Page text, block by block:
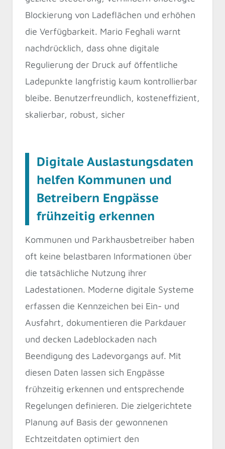
Blockierung von Ladeflächen und erhöhen
die Verfügbarkeit. Mario Feghali warnt
nachdrücklich, dass ohne digitale
Regulierung der Druck auf öffentliche
Ladepunkte langfristig kaum kontrollierbar
bleibe. Benutzerfreundlich, kosteneffizient,
skalierbar, robust, sicher
Digitale Auslastungsdaten
helfen Kommunen und
Betreibern Engpässe
frühzeitig erkennen
Kommunen und Parkhausbetreiber haben
oft keine belastbaren Informationen über
die tatsächliche Nutzung ihrer
Ladestationen. Moderne digitale Systeme
erfassen die Kennzeichen bei Ein- und
Ausfahrt, dokumentieren die Parkdauer
und decken Ladeblockaden nach
Beendigung des Ladevorgangs auf. Mit
diesen Daten lassen sich Engpässe
frühzeitig erkennen und entsprechende
Regelungen definieren. Die zielgerichtete
Planung auf Basis der gewonnenen
Echtzeitdaten optimiert den